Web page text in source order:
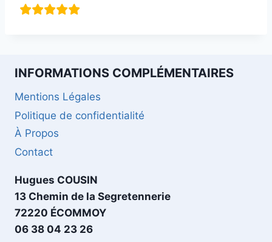
INFORMATIONS COMPLÉMENTAIRES
Mentions Légales
Politique de confidentialité
À Propos
Contact
Hugues COUSIN
13 Chemin de la Segretennerie
72220 ÉCOMMOY
06 38 04 23 26